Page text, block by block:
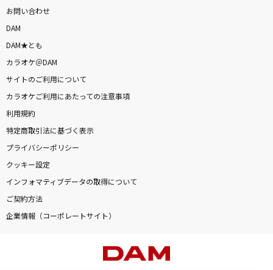
お問い合わせ
DAM
DAM★とも
カラオケ＠DAM
サイトのご利用について
カラオケご利用にあたっての注意事項
利用規約
特定商取引法に基づく表示
プライバシーポリシー
クッキー設定
インフォマティブデータの取得について
ご契約方法
企業情報（コーポレートサイト）